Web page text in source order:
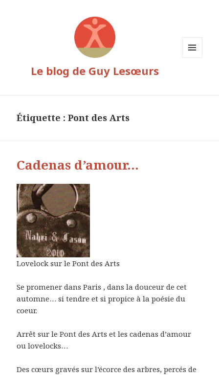
Le blog de Guy Lesœurs
Étiquette :Pont des Arts
Cadenas d’amour…
Lovelock sur le Pont des Arts
Se promener dans Paris , dans la douceur de cet
automne… si tendre et si propice à la poésie du
coeur.
Arrêt sur le Pont des Arts et les cadenas d’amour
ou lovelocks…
Des cœurs gravés sur l’écorce des arbres, percés de